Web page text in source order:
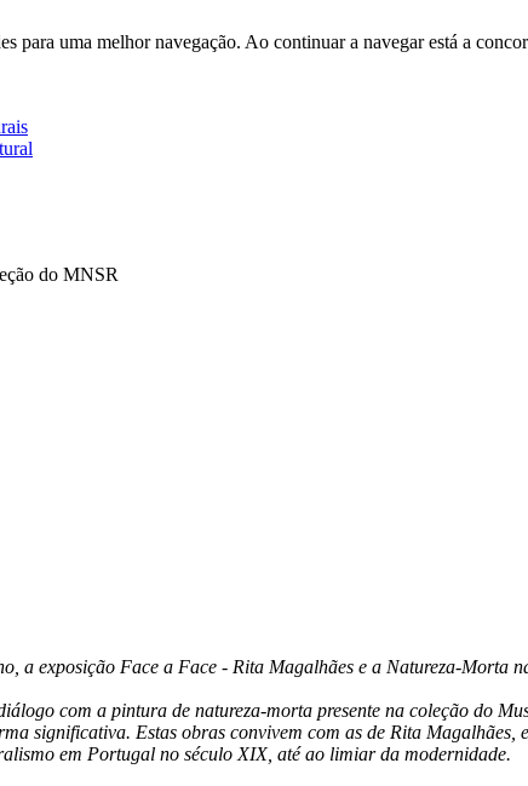
para uma melhor navegação. Ao continuar a navegar está a
do MNSR
a exposição Face a Face - Rita Magalhães e a Natureza-Morta
com a pintura de natureza-morta presente na coleção do
significativa. Estas obras convivem com as de Rita
em Portugal no século XIX, até ao limiar da modernidade.